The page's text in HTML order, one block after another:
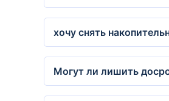
хочу снять
Могут ли лишить